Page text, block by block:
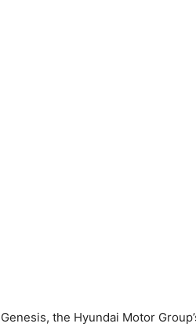
Genesis, the Hyundai Motor